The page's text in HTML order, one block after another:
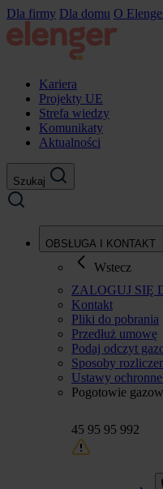
Przejdź
do
treści
Dla firmy Dla domu O
Kariera
Projekty UE
Strefa wiedzy
Komunikaty
Aktualności
Szukaj
OBSŁUGA I KONTAKT
Wstecz
ZALOGUJ SIĘ
Kontakt
Pliki do pobrania
Przedłuż umowę
Podaj odczyt
Sposoby
Ustawy
Pogotowie
45 95 95 992